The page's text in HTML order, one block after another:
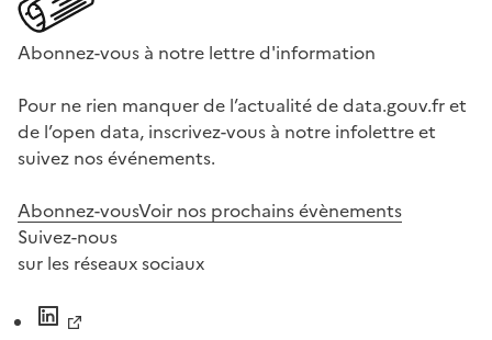
Abonnez-vous à notre lettre d'information
Pour ne rien manquer de l’actualité de data.gouv.fr et
de l’open data, inscrivez-vous à notre infolettre et
suivez nos événements.
Abonnez-vousVoir nos prochains évènements
Suivez-nous
sur les réseaux sociaux